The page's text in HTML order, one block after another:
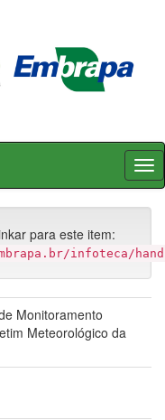
para este item:
infoteca/
Monitoramento
Meteorológico da